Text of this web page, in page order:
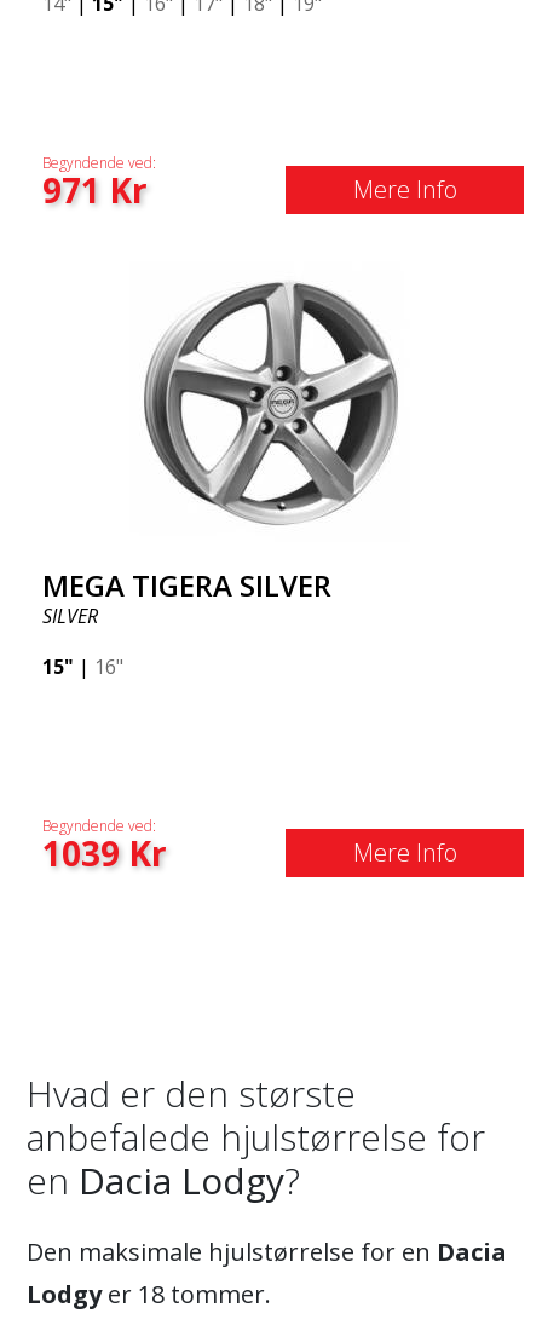
Begyndende ved:
971 Kr Mere Info
MEGA TIGERA SILVER
SILVER
15" | 16"
Begyndende ved:
1039Kr Mere Info
Hvad er den største
anbefalede hjulstørrelse for
en Dacia Lodgy?
Den maksimale hjulstørrelse for en Dacia
Lodgyer 18 tommer.